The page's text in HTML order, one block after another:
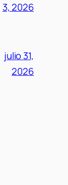
3, 2026
julio 31,
2026